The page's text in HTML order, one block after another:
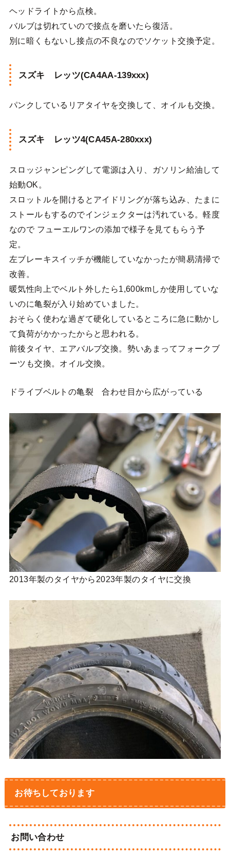
ヘッドライトから点検。
バルブは切れていので接点を磨いたら復活。
別に暗くもないし接点の不良なのでソケット交換予定。
スズキ レッツ(CA4AA-139xxx)
パンクしているリアタイヤを交換して、オイルも交換。
スズキ レッツ4(CA45A-280xxx)
スロッジャンピングして電源は入り、ガソリン給油して
始動OK。
スロットルを開けるとアイドリングが落ち込み、たまに
ストールもするのでインジェクターは汚れている。軽度
なので フューエルワンの添加で様子を見てもらう予
定。
左ブレーキスイッチが機能していなかったが簡易清掃で
改善。
暖気性向上でベルト外したら1,600kmしか使用していな
いのに亀裂が入り始めていました。
おそらく使わな過ぎて硬化しているところに急に動かし
て負荷がかかったからと思われる。
前後タイヤ、エアバルブ交換。勢いあまってフォークブ
ーツも交換。オイル交換。
ドライブベルトの亀裂 合わせ目から広がっている
2013年製のタイヤから2023年製のタイヤに交換
お待ちしております
お問い合わせ